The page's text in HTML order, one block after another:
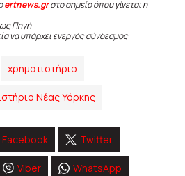
ertnews.grστο σημείο όπου γίνεται η
Πηγή
να υπάρχει ενεργός σύνδεσμος
χρηματιστήριο
Νέας Υόρκης
Facebook Twitter
Viber WhatsApp